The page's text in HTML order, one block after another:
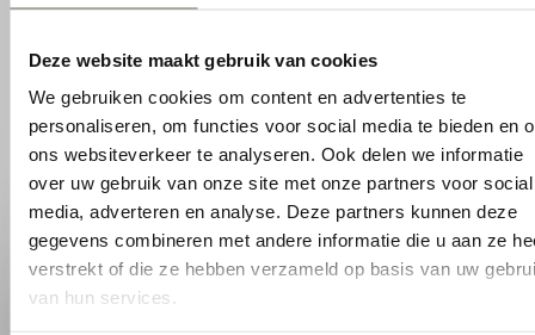
die u aan ze heeft verstrekt of die ze hebben verzameld op
basis van uw gebruik van hun services.
Alles toestaan
Aanpassen
Auping Spiraalbodem 2M
elektrisch verstelbaar
1.540,00 € 1.309,00
Neem contact op